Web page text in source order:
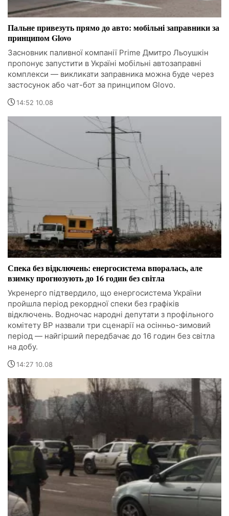
Пальне привезуть прямо до авто: мобільні заправники за
принципом Glovo
Засновник паливної компанії Prime Дмитро Льоушкін
пропонує запустити в Україні мобільні автозаправні
комплекси — викликати заправника можна буде через
застосунок або чат-бот за принципом Glovo.
14:52 10.08
Спека без відключень: енергосистема впоралась, але
взимку прогнозують до 16 годин без світла
Укренерго підтвердило, що енергосистема України
пройшла період рекордної спеки без графіків
відключень. Водночас народні депутати з профільного
комітету ВР назвали три сценарії на осінньо-зимовий
період — найгірший передбачає до 16 годин без світла
на добу.
14:27 10.08